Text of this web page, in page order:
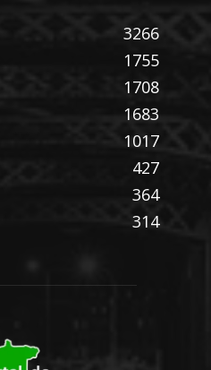
3266
1755
1708
1683
1017
427
364
314